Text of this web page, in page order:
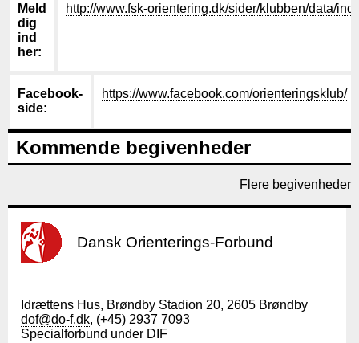
Meld
dig
ind
her
http://www.fsk-orientering.dk/sider/klubben/data/
Facebook-
side
https://www.facebook.com/orienteringsklub/
Kommende begivenheder
Flere begivenheder
Dansk Orienterings-Forbund
Idrættens Hus, Brøndby Stadion 20, 2605 Brøndby
dof@do-f.dk, (+45) 2937 7093
Specialforbund under DIF